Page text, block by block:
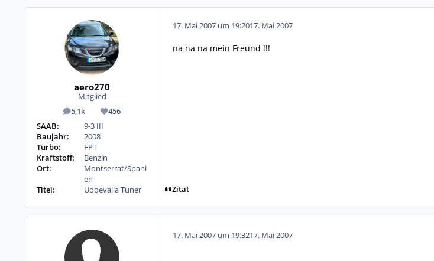
aero270
Mitglied
5,1k
Beiträge 456
Reputation
SAAB:
9-3 III
Baujahr:
2008
Turbo:
FPT
Kraftstoff:
Benzin
Ort:
Montserrat/Spani
en
Titel:
Uddevalla Tuner
17. Mai 2007 um 19:2017. Mai 2007
na na na mein Freund !!!
Zitat
17. Mai 2007 um 19:3217. Mai 2007